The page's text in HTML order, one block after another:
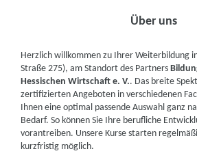
Über uns
Herzlich willkommen zu Ihrer Weiterbildung
Straße 275), am Standort des Partners
Hessischen Wirtschaft e. V.. Das breite
zertifizierten Angeboten in verschiedenen
Ihnen eine optimal passende Auswahl ganz
Bedarf. So können Sie Ihre berufliche
vorantreiben. Unsere Kurse starten
kurzfristig möglich.